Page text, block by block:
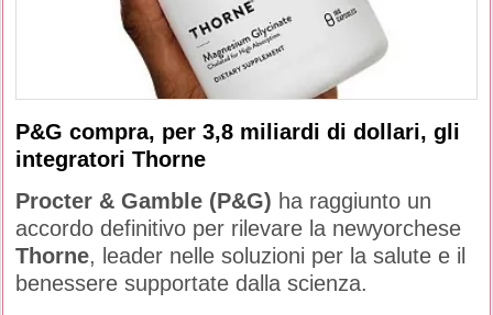
P&G compra, per 3,8 miliardi di dollari, gli
integratori Thorne
Procter & Gamble (P&G) ha raggiunto un
accordo definitivo per rilevare la newyorchese
Thorne, leader nelle soluzioni per la salute e il
benessere supportate dalla scienza.